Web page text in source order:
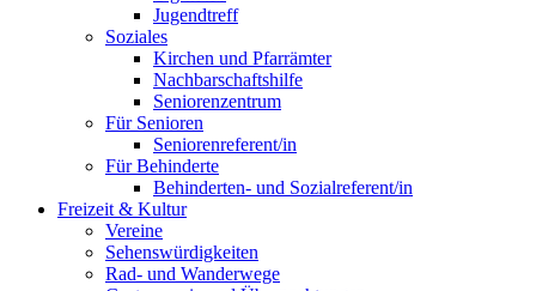
Jugendtreff
Soziales
Kirchen und Pfarrämter
Nachbarschaftshilfe
Seniorenzentrum
Für Senioren
Seniorenreferent/in
Für Behinderte
Behinderten- und Sozialreferent/in
Freizeit & Kultur
Vereine
Sehenswürdigkeiten
Rad- und Wanderwege